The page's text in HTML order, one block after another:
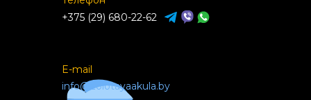
+375 (29) 680-22-62
E-mail
info@zolotayaakula.by